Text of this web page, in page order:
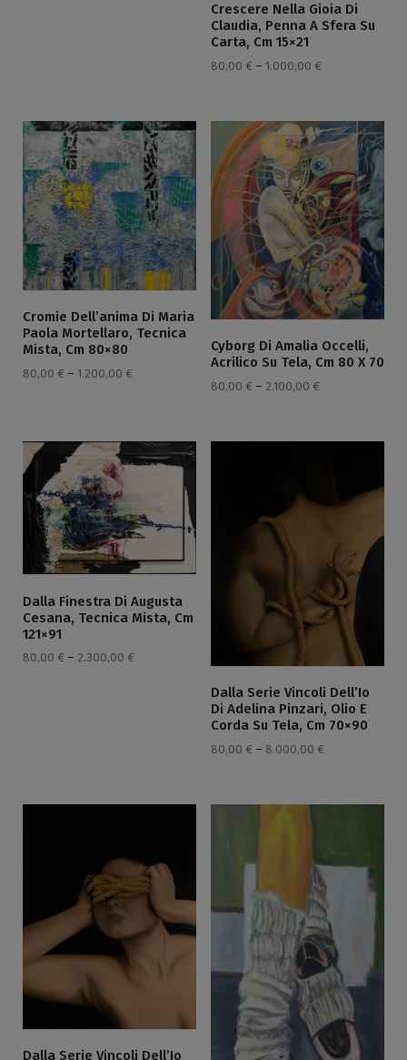
Crescere Nella Gioia Di
Claudia, Penna A Sfera Su
Carta, Cm 15×21
80,00 € – 1.000,00 €
Cromie Dell’anima Di Maria
Paola Mortellaro, Tecnica
Mista, Cm 80×80
80,00 € – 1.200,00 €
Cyborg Di Amalia Occelli,
Acrilico Su Tela, Cm 80 X 70
80,00 € – 2.100,00 €
Dalla Finestra Di Augusta
Cesana, Tecnica Mista, Cm
121×91
80,00 € – 2.300,00 €
Dalla Serie Vincoli Dell’Io
Di Adelina Pinzari, Olio E
Corda Su Tela, Cm 70×90
80,00 € – 8.000,00 €
Dalla Serie Vincoli Dell’Io